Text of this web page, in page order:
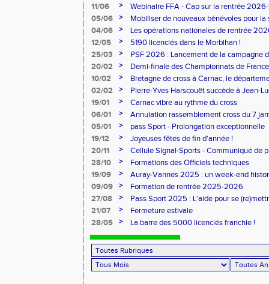
11/06
>
Webinaire FFA - Cap sur la rentrée
05/06
>
Mobiliser de nouveaux bénévoles pour
04/06
>
Les opérations nationales de rentrée
12/05
>
5190 licenciés dans le Morbihan !
25/03
>
PSF 2026 : Lancement de la campagne
20/02
>
Demi-finale des Championnats de
10/02
>
Bretagne de cross à Carnac, le
l'honneur
02/02 >
Pierre-Yves Harscouët succède à Jean-
comité du Morbihan
19/01 >
Carnac vibre au rythme du cross
06/01
>
Annulation rassemblement cross du 7
05/01
>
pass Sport - Prolongation exceptionnelle
19/12
>
Joyeuses fêtes de fin d'année !
20/11
>
Cellule Signal-Sports - Communiqué de
Sports
28/10 >
Formations des Officiels techniques
19/09
>
Auray-Vannes 2025 : un week-end
marathon breton
09/09 >
Formation de rentrée 2025-2026
27/08
>
Pass Sport 2025 : L'aide pour se
21/07
>
Fermeture estivale
28/05
> La barre des 5000 licenciés franchie !